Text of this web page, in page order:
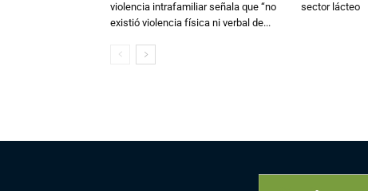
violencia intrafamiliar señala que “no
existió violencia física ni verbal de...
sector lácteo